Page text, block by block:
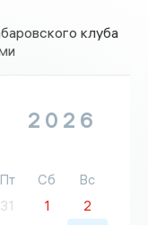
клуба
2026
Пт Сб
Вс
31 1
2